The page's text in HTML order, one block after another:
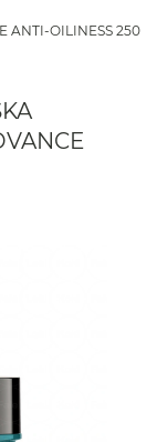
ANTI-OILINESS 250